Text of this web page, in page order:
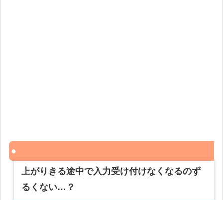
上がりきる途中で入力受け付けなくなるのず
るくない…？